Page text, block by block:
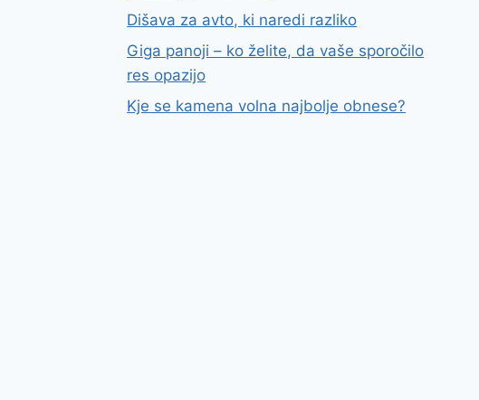
Dišava za avto, ki naredi razliko
Giga panoji – ko želite, da vaše sporočilo
res opazijo
Kje se kamena volna najbolje obnese?